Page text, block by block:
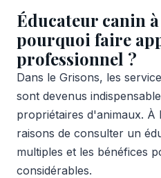
Éducateur canin
pourquoi faire
professionnel ?
Dans le Grisons, les
sont devenus
propriétaires d'animaux. À
raisons de consulter un
multiples et les bénéfices
considérables.